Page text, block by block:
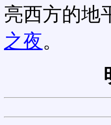
亮西方的地
之夜。